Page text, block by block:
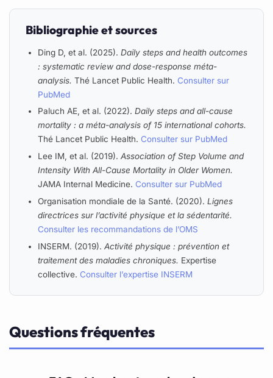
Bibliographie et sources
Ding D, et al. (2025). Daily steps and health outcomes
: systematic review and dose-response méta-
analysis. Thé Lancet Public Health. Consulter sur
PubMed
Paluch AE, et al. (2022). Daily steps and all-cause
mortality : a méta-analysis of 15 international cohorts.
Thé Lancet Public Health. Consulter sur PubMed
Lee IM, et al. (2019). Association of Step Volume and
Intensity With All-Cause Mortality in Older Women.
JAMA Internal Medicine. Consulter sur PubMed
Organisation mondiale de la Santé. (2020). Lignes
directrices sur l’activité physique et la sédentarité.
Consulter les recommandations de l’OMS
INSERM. (2019). Activité physique : prévention et
traitement des maladies chroniques. Expertise
collective. Consulter l’expertise INSERM
Questions fréquentes